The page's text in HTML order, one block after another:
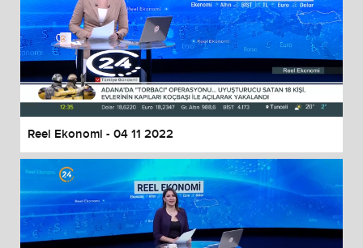
Reel Ekonomi - 04 11 2022